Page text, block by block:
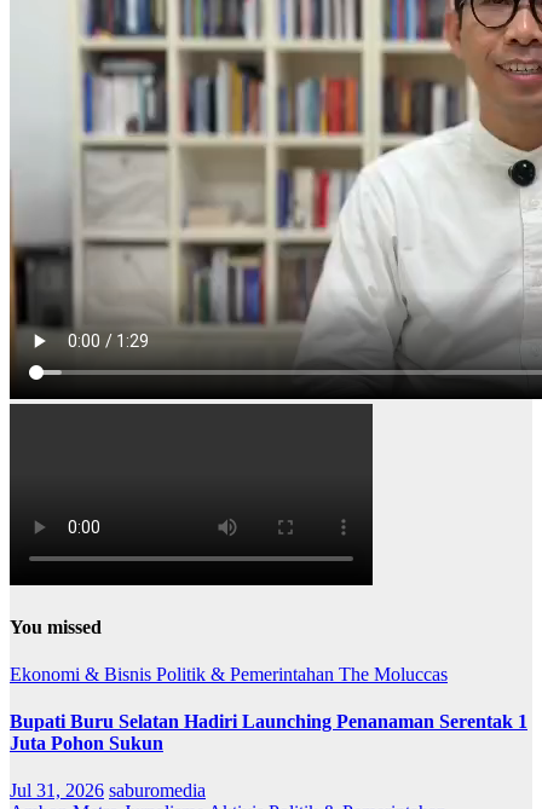
You missed
Ekonomi & Bisnis Politik & Pemerintahan The Moluccas
Bupati Buru Selatan Hadiri Launching Penanaman Serentak 1
Juta Pohon Sukun
Jul 31, 2026 saburomedia